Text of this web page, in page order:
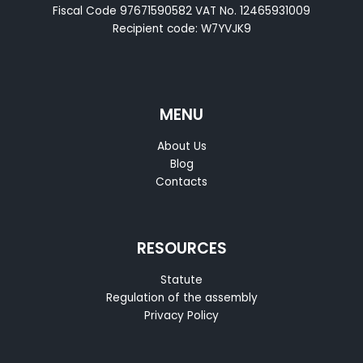
Fiscal Code 97671590582 VAT No. 12465931009
Recipient code: W7YVJK9
MENU
About Us
Blog
Contacts
RESOURCES
Statute
Regulation of the assembly
Privacy Policy